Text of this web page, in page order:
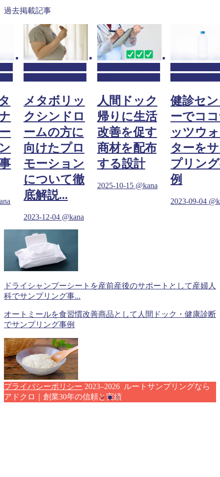
過去掲載記事
メタボリッ
クシンドロ
ームの方に
向けたプロ
モーション
について徹
底解説...
2023-12-04 @kana
人間ドック
帰りに生活
改善を促す
商材を配布
する設計
2025-10-15 @kana
健診セ
ーでコ
ッツウ
ターを
プリン
例
2023-09-04
ドライシャンプーシートを産前産後のサポートとして産婦人
科でサンプリング事...
オートミールを食習慣改善商品として人間ドック・健康診断
でサンプリング事例
プライバシーポリシー 2023–2026 ルートサンプリングなら
アドクロ｜創業30年の信頼と実績